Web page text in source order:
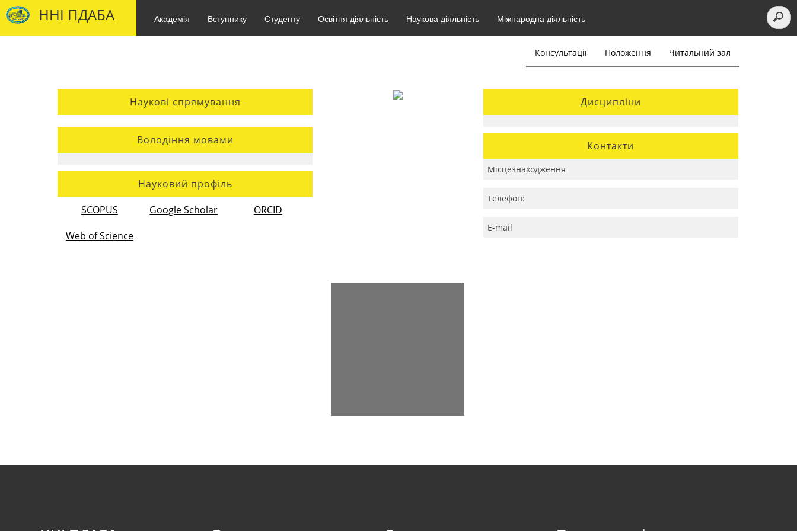
ННІ ПДАБА Академія Вступнику Студенту Освітня діяльність Наукова діяльність Міжнародна діяльність
Консультації Положення Читальний зал
Наукові спрямування
Володіння мовами
Науковий профіль
SCOPUS
Google Scholar
ORCID
Web of Science
Дисципліни
Контакти
Місцезнаходження
Телефон:
E-mail